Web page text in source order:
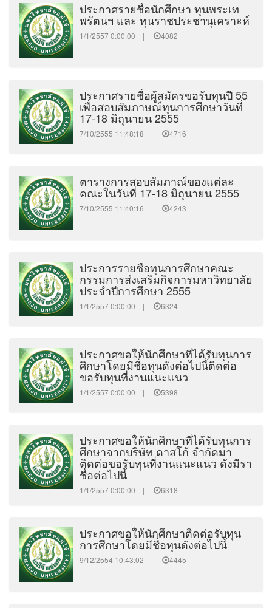
ประกาศรายชื่อนักศึกษา ทุนพระเท
พรัตนฯ และ ทุนราชประชานุเคราะห์
1/1/2557 0:00:00 | 4082
ประกาศรายชื่อผู้สมัครขอรับทุนปี 55
เพื่อสอบสัมภาษณ์ทุนการศึกษาวันที่
17-18 มิถุนายน 2555
7/10/2555 11:48:18 | 4716
ตารางการสอบสัมภาณ์ของแต่ละ
คณะในวันที่ 17-18 มิถุนายน 2555
7/10/2555 11:40:16 | 4243
ประการรายชื่อทุนการศึกษาคณะ
กรรมการส่งเสริมกิจการมหาวิทยาลัย
ประจำปีการศึกษา 2555
1/1/2557 0:00:00 | 6324
ประกาศขอให้นักศึกษาที่ได้รับทุนการ
ศึกษาโดยมีชื่อทุนดังต่อไปนี้ติดต่อ
ขอรับทุนที่งานแนะแนว
1/1/2557 0:00:00 | 5398
ประกาศขอให้นักศึกษาที่ได้รับทุนการ
ศึกษาจากบริษัท ดาสโก้ จำกัดมา
ติดต่อขอรับทุนที่งานแนะแนว ดังมีรา
ชื่อต่อไปนี้
1/1/2557 0:00:00 | 6318
ประกาศขอให้นักศึกษาติดต่อรับทุน
การศึกษาโดยมีชื่อทุนดังต่อไปนี้
9/12/2554 10:43:02 | 4445